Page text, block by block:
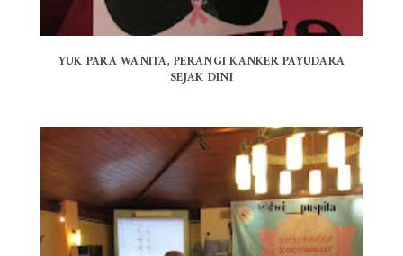
YUK PARA WANITA, PERANGI KANKER PAYUDARA
SEJAK DINI